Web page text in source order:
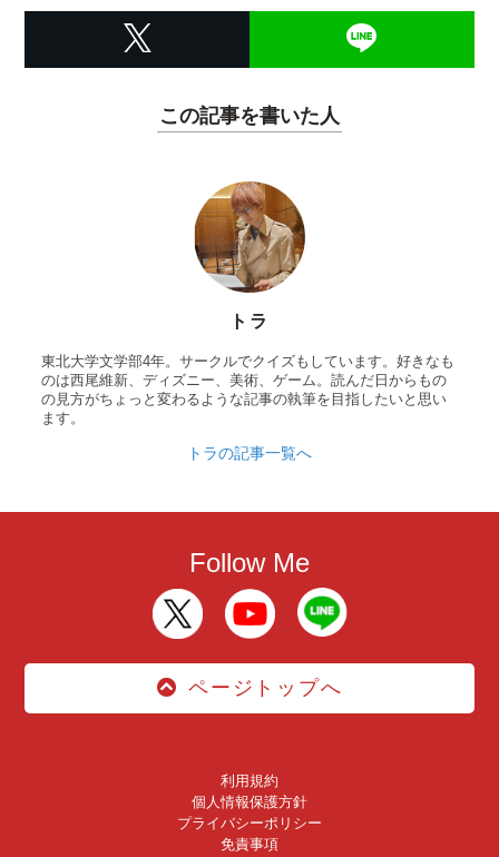
この記事を書いた人
トラ
東北大学文学部4年。サークルでクイズもしています。好きなも
のは西尾維新、ディズニー、美術、ゲーム。読んだ日からもの
の見方がちょっと変わるような記事の執筆を目指したいと思い
ます。
トラの記事一覧へ
Follow Me
ページトップへ
利用規約
個人情報保護方針
プライバシーポリシー
免責事項